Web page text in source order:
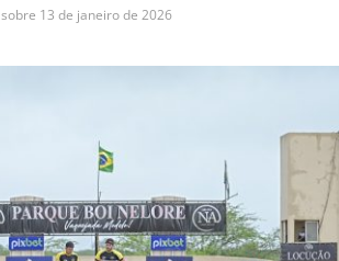
sobre 13 de janeiro de 2026